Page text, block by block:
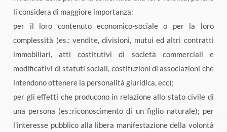
li considera di maggiore importanza:
per il loro contenuto economico-sociale o per la loro
complessità (es.: vendite, divisioni, mutui ed altri contratti
immobiliari, atti costitutivi di società commerciali e
modificativi di statuti sociali, costituzioni di associazioni che
intendono ottenere la personalità giuridica, ecc);
per gli effetti che producono in relazione allo stato civile di
una persona (es.:riconoscimento di un figlio naturale); per
l'interesse pubblico alla libera manifestazione della volontà